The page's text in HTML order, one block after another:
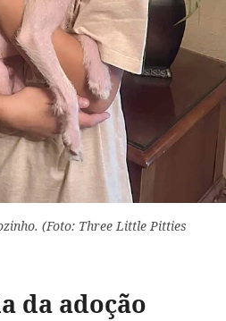
(Foto: Three Little Pitties
da adoção